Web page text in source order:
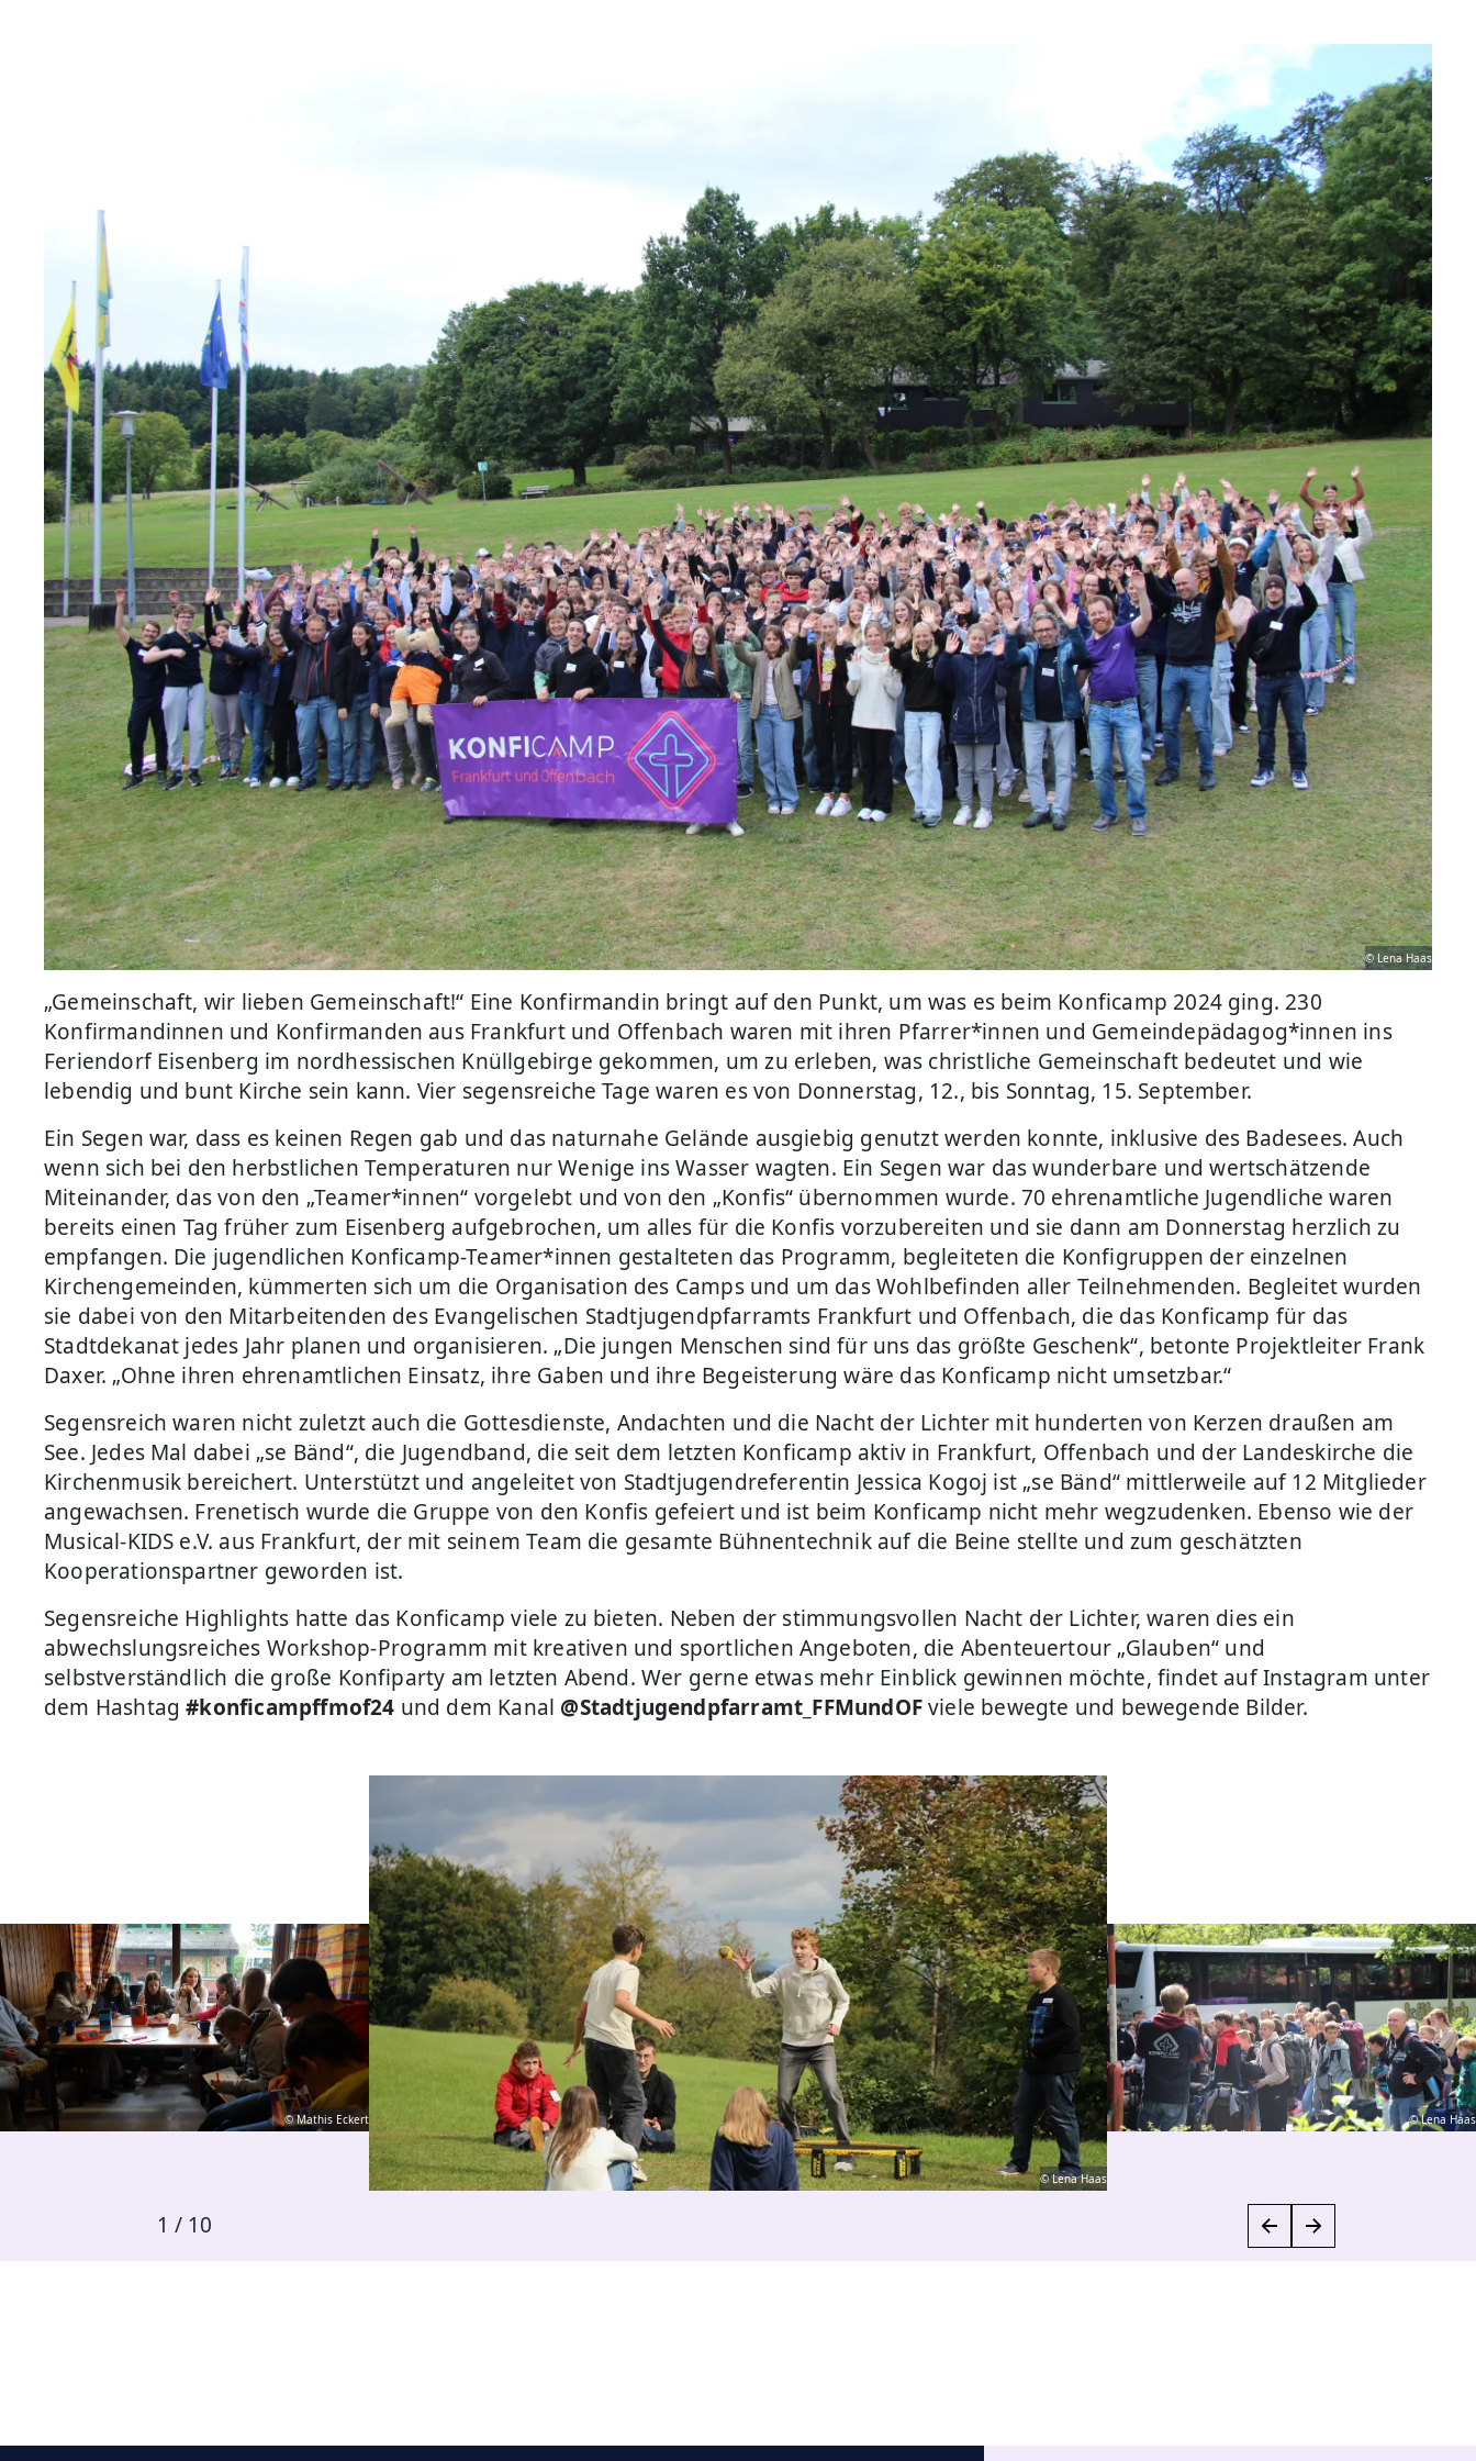
© Lena Haas
„Gemeinschaft, wir lieben Gemeinschaft!“ Eine Konfirmandin bringt auf den Punkt, um was es beim Konficamp 2024 ging. 230
Konfirmandinnen und Konfirmanden aus Frankfurt und Offenbach waren mit ihren Pfarrer*innen und Gemeindepädagog*innen ins
Feriendorf Eisenberg im nordhessischen Knüllgebirge gekommen, um zu erleben, was christliche Gemeinschaft bedeutet und wie
lebendig und bunt Kirche sein kann. Vier segensreiche Tage waren es von Donnerstag, 12., bis Sonntag, 15. September.
Ein Segen war, dass es keinen Regen gab und das naturnahe Gelände ausgiebig genutzt werden konnte, inklusive des Badesees. Auch
wenn sich bei den herbstlichen Temperaturen nur Wenige ins Wasser wagten. Ein Segen war das wunderbare und wertschätzende
Miteinander, das von den „Teamer*innen“ vorgelebt und von den „Konfis“ übernommen wurde. 70 ehrenamtliche Jugendliche waren
bereits einen Tag früher zum Eisenberg aufgebrochen, um alles für die Konfis vorzubereiten und sie dann am Donnerstag herzlich zu
empfangen. Die jugendlichen Konficamp-Teamer*innen gestalteten das Programm, begleiteten die Konfigruppen der einzelnen
Kirchengemeinden, kümmerten sich um die Organisation des Camps und um das Wohlbefinden aller Teilnehmenden. Begleitet wurden
sie dabei von den Mitarbeitenden des Evangelischen Stadtjugendpfarramts Frankfurt und Offenbach, die das Konficamp für das
Stadtdekanat jedes Jahr planen und organisieren. „Die jungen Menschen sind für uns das größte Geschenk“, betonte Projektleiter Frank
Daxer. „Ohne ihren ehrenamtlichen Einsatz, ihre Gaben und ihre Begeisterung wäre das Konficamp nicht umsetzbar.“
Segensreich waren nicht zuletzt auch die Gottesdienste, Andachten und die Nacht der Lichter mit hunderten von Kerzen draußen am
See. Jedes Mal dabei „se Bänd“, die Jugendband, die seit dem letzten Konficamp aktiv in Frankfurt, Offenbach und der Landeskirche die
Kirchenmusik bereichert. Unterstützt und angeleitet von Stadtjugendreferentin Jessica Kogoj ist „se Bänd“ mittlerweile auf 12 Mitglieder
angewachsen. Frenetisch wurde die Gruppe von den Konfis gefeiert und ist beim Konficamp nicht mehr wegzudenken. Ebenso wie der
Musical-KIDS e.V. aus Frankfurt, der mit seinem Team die gesamte Bühnentechnik auf die Beine stellte und zum geschätzten
Kooperationspartner geworden ist.
Segensreiche Highlights hatte das Konficamp viele zu bieten. Neben der stimmungsvollen Nacht der Lichter, waren dies ein
abwechslungsreiches Workshop-Programm mit kreativen und sportlichen Angeboten, die Abenteuertour „Glauben“ und
selbstverständlich die große Konfiparty am letzten Abend. Wer gerne etwas mehr Einblick gewinnen möchte, findet auf Instagram unter
dem Hashtag#konficampffmof24 und dem Kanal @Stadtjugendpfarramt_FFMundOFviele bewegte und bewegende Bilder.
© Mathis Eckert
© Lena Haas
© Lena Haas
1 / 10